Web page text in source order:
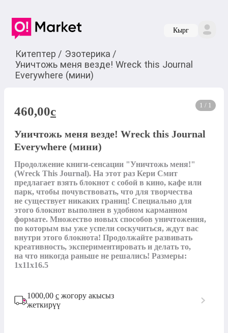
Кырг
Китептер / Эзотерика /
Уничтожь меня везде! Wreck this Journal
Everywhere (мини)
1 / 1
460,00c
Уничтожь меня везде! Wreck this Journal
Everywhere (мини)
Продолжение книги-сенсации "Уничтожь меня!"
(Wreck This Journal). На этот раз Кери Смит
предлагает взять блокнот с собой в кино, кафе или
парк, чтобы почувствовать, что для творчества
не существует никаких границ! Специально для
этого блокнот выполнен в удобном карманном
формате. Множество новых способов уничтожения,
по которым вы уже успели соскучиться, ждут вас
внутри этого блокнота! Продолжайте развивать
креативность, экспериментировать и делать то,
на что никогда раньше не решались! Размеры:
1x11x16.5
1000,00 с жогору акысыз
жеткирүү